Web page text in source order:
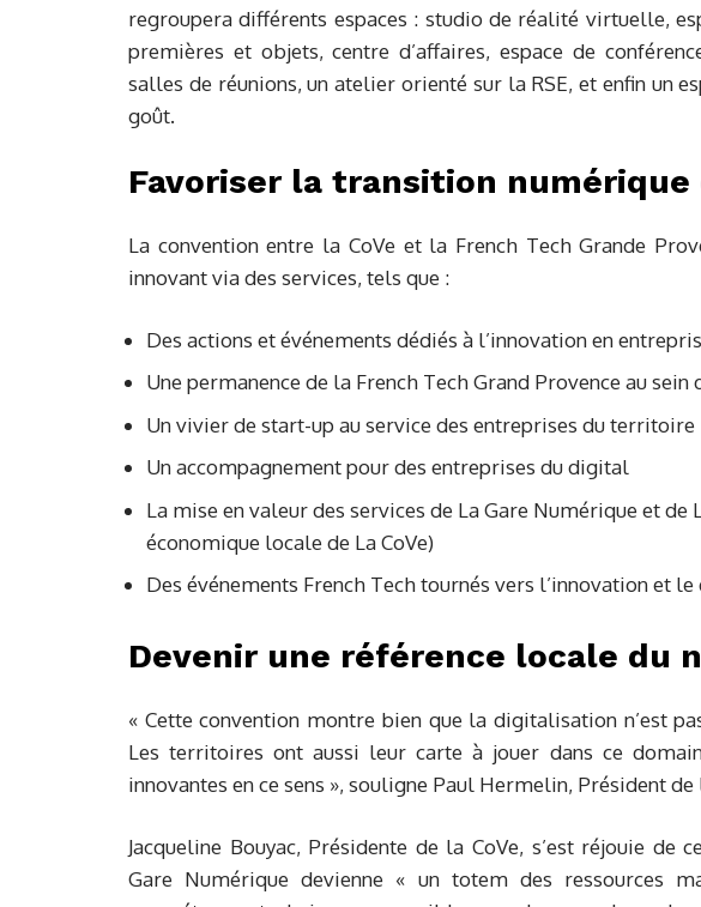
regroupera différents espaces : studio de réalité virtuelle,
premières et objets, centre d’affaires, espace de
salles de réunions, un atelier orienté sur la RSE, et enfin un
goût.
Favoriser la transition numérique
La convention entre la CoVe et la French Tech Grande
innovant via des services, tels que :
Des actions et événements dédiés à l’innovation en
Une permanence de la French Tech Grand Provence au
Un vivier de start-up au service des entreprises du territoire
Un accompagnement pour des entreprises du digital
La mise en valeur des services de La Gare Numérique et de
économique locale de La CoVe)
Des événements French Tech tournés vers l’innovation et
Devenir une référence locale du
« Cette convention montre bien que la digitalisation n’est
Les territoires ont aussi leur carte à jouer dans ce
innovantes en ce sens », souligne Paul Hermelin, Président
Jacqueline Bouyac, Présidente de la CoVe, s’est réjouie de
Gare Numérique devienne « un totem des ressources